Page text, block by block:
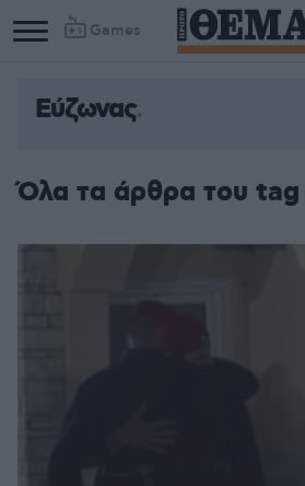
Games
Εύζωνας
Όλα τα άρθρα του tag